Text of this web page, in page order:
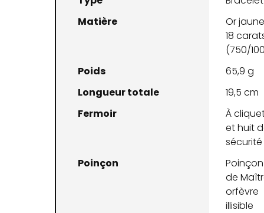
Matière
Or
18
(750/
Poids
65,9 g
Longueur totale
19,5 cm
Fermoir
À
et huit
sécurité
Poinçon
Poinçon
de
orfèvre
illisible